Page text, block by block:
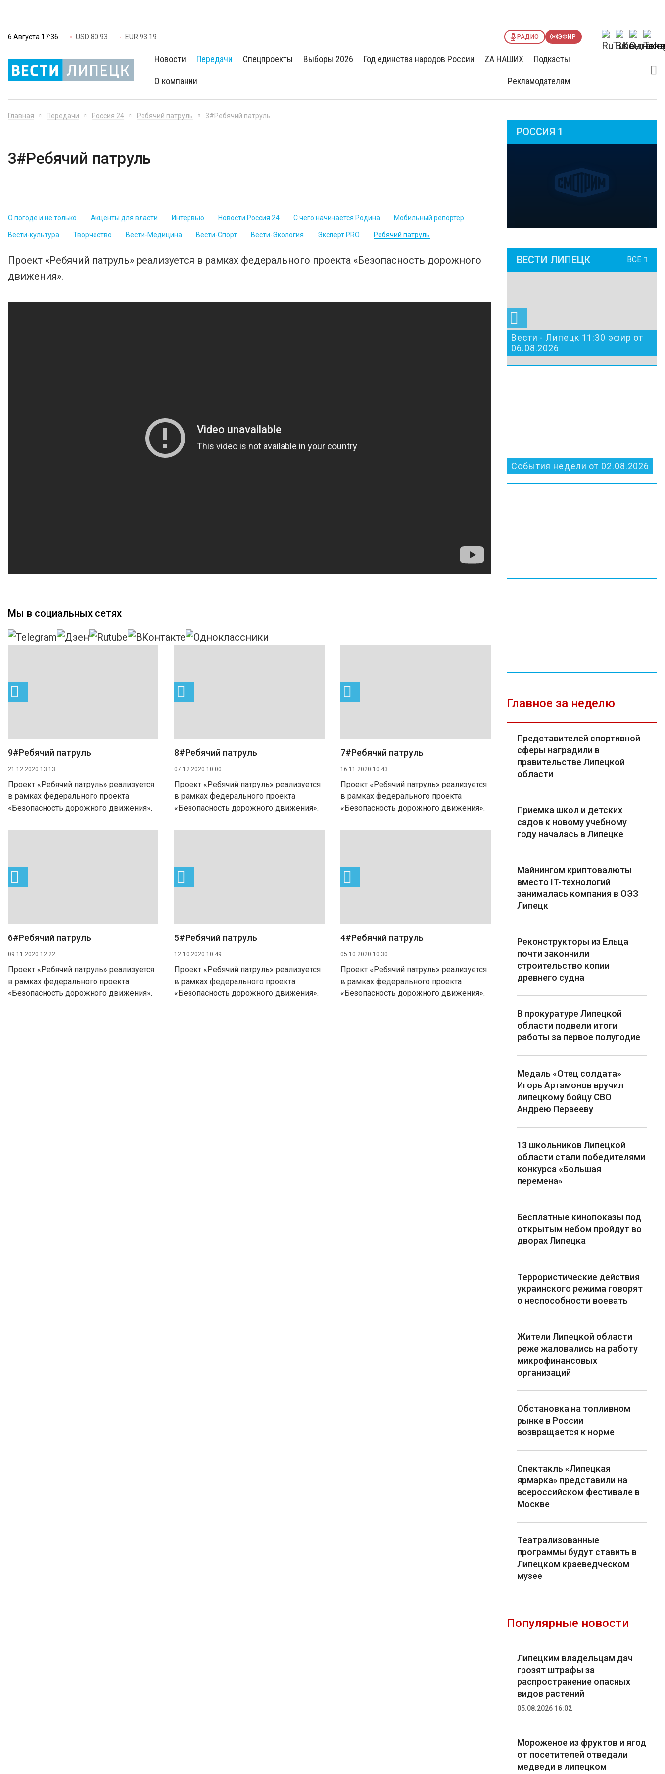
6 Августа 17:36 USD 80.93 EUR 93.19 РАДИО ЭФИР
Новости Передачи Спецпроекты Выборы 2026 Год единства народов России ZА НАШИХ Подкасты
О компании Рекламодателям
Главная Передачи Россия 24 Ребячий патруль 3#Ребячий патруль
3#Ребячий патруль
О погоде и не только Акценты для власти Интервью Новости Россия 24 С чего начинается Родина Мобильный репортер
Вести-культура Творчество Вести-Медицина Вести-Спорт Вести-Экология Эксперт PRO Ребячий патруль
Проект «Ребячий патруль» реализуется в рамках федерального проекта «Безопасность дорожного
движения».
Мы в социальных сетях
9#Ребячий патруль
21.12.2020 13:13
Проект «Ребячий патруль» реализуется
в рамках федерального проекта
«Безопасность дорожного движения».
8#Ребячий патруль
07.12.2020 10:00
Проект «Ребячий патруль» реализуется
в рамках федерального проекта
«Безопасность дорожного движения».
7#Ребячий патруль
16.11.2020 10:43
Проект «Ребячий патруль» реализуется
в рамках федерального проекта
«Безопасность дорожного движения».
6#Ребячий патруль
09.11.2020 12:22
Проект «Ребячий патруль» реализуется
в рамках федерального проекта
«Безопасность дорожного движения».
5#Ребячий патруль
12.10.2020 10:49
Проект «Ребячий патруль» реализуется
в рамках федерального проекта
«Безопасность дорожного движения».
4#Ребячий патруль
05.10.2020 10:30
Проект «Ребячий патруль» реализуется
в рамках федерального проекта
«Безопасность дорожного движения».
РОССИЯ 1
ВЕСТИ ЛИПЕЦК ВСЕ
Вести - Липецк 11:30 эфир от
06.08.2026
События недели от 02.08.2026
Главное за неделю
Представителей спортивной
сферы наградили в
правительстве Липецкой
области
Приемка школ и детских
садов к новому учебному
году началась в Липецке
Майнингом криптовалюты
вместо IT-технологий
занималась компания в ОЭЗ
Липецк
Реконструкторы из Ельца
почти закончили
строительство копии
древнего судна
В прокуратуре Липецкой
области подвели итоги
работы за первое полугодие
Медаль «Отец солдата»
Игорь Артамонов вручил
липецкому бойцу СВО
Андрею Первееву
13 школьников Липецкой
области стали победителями
конкурса «Большая
перемена»
Бесплатные кинопоказы под
открытым небом пройдут во
дворах Липецка
Террористические действия
украинского режима говорят
о неспособности воевать
Жители Липецкой области
реже жаловались на работу
микрофинансовых
организаций
Обстановка на топливном
рынке в России
возвращается к норме
Спектакль «Липецкая
ярмарка» представили на
всероссийском фестивале в
Москве
Театрализованные
программы будут ставить в
Липецком краеведческом
музее
Популярные новости
Липецким владельцам дач
грозят штрафы за
распространение опасных
видов растений
05.08.2026 16:02
Мороженое из фруктов и ягод
от посетителей отведали
медведи в липецком